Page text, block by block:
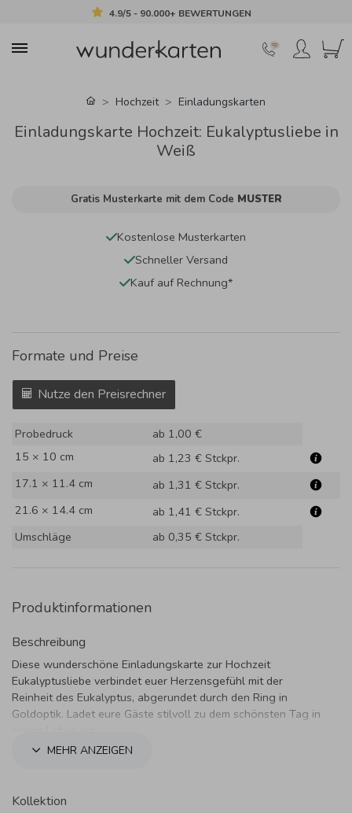
4.9/5 - 90.000+ BEWERTUNGEN
Hochzeit Einladungskarten
Einladungskarte Hochzeit: Eukalyptusliebe in
Weiß
Gratis Musterkarte mit dem Code MUSTER
Kostenlose Musterkarten
Schneller Versand
Kauf auf Rechnung*
Formate und Preise
Nutze den Preisrechner
Probedruck
ab 1,00 €
15 × 10 cm
ab 1,23 € Stckpr.
17.1 × 11.4 cm
ab 1,31 € Stckpr.
21.6 × 14.4 cm
ab 1,41 € Stckpr.
Umschläge
ab 0,35 € Stckpr.
Produktinformationen
Beschreibung
Diese wunderschöne Einladungskarte zur Hochzeit
Eukalyptusliebe verbindet euer Herzensgefühl mit der
Reinheit des Eukalyptus, abgerundet durch den Ring in
Goldoptik. Ladet eure Gäste stilvoll zu dem schönsten Tag in
MEHR ANZEIGEN
Kollektion